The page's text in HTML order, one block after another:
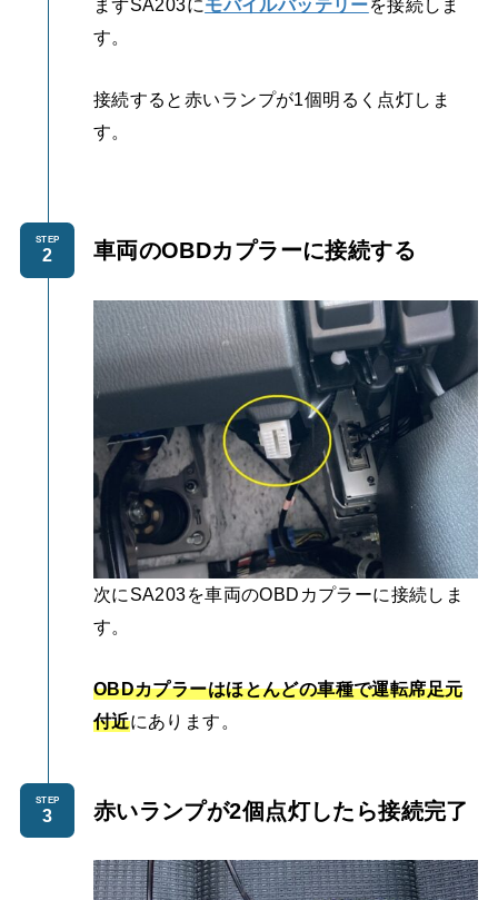
まずSA203にモバイルバッテリーを接続しま
す。
接続すると赤いランプが1個明るく点灯しま
す。
STEP 車両のOBDカプラーに接続する
次にSA203を車両のOBDカプラーに接続しま
す。
OBDカプラーはほとんどの車種で運転席足元
付近にあります。
STEP 赤いランプが2個点灯したら接続完了